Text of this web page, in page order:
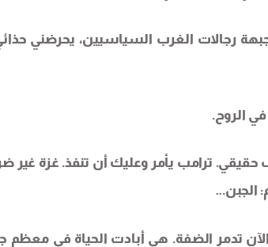
جبهة رجالات الغرب السياسيين، يحرضني
الروح.
حقيقي. ترامب يأمر وعليك أن تنفذ. غزة غير
الجبن…
الآن تدمر الضفة. هي أبادت الحياة في